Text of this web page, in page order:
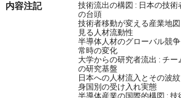
内容注記
技術流出の構図 : 日本の技
の台頭
技術者移動が変える産業地
見る人材流動性
半導体人材のグローバル競
常時の変化
大学からの研究者流出 : チ
の研究基盤
日本への人材流入とその波
身国別の受け入れ実態
半導体産業の国際的構図 :